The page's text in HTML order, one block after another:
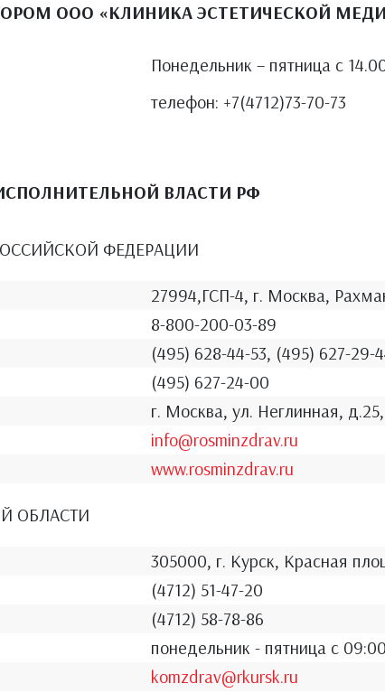
ООО «КЛИНИКА ЭСТЕТИЧЕСКОЙ
Понедельник – пятница с
телефон: +7(4712)73-70-73
ВЛАСТИ РФ
ФЕДЕРАЦИИ
27994,ГСП-4, г. Москва,
8-800-200-03-89
(495) 628-44-53, (495) 627-29-
(495) 627-24-00
г. Москва, ул. Неглинная,
info@rosminzdrav.ru
www.rosminzdrav.ru
ОБЛАСТИ
305000, г. Курск, Красная
(4712) 51-47-20
(4712) 58-78-86
понедельник - пятница с
komzdrav@rkursk.ru